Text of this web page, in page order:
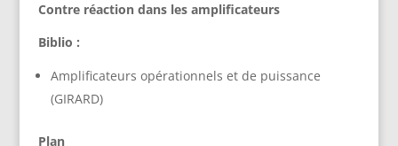
Contre réaction dans les amplificateurs
Biblio :
Amplificateurs opérationnels et de puissance
(GIRARD)
Plan